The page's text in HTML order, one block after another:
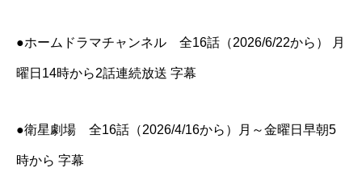
●ホームドラマチャンネル 全16話（2026/6/22から） 月
曜日14時から2話連続放送 字幕
●衛星劇場 全16話（2026/4/16から）月～金曜日早朝5
時から 字幕